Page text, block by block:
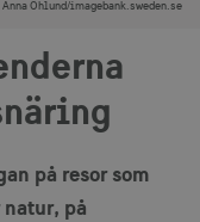
Anna Öhlund/imagebank.sweden.se
på resor som
på